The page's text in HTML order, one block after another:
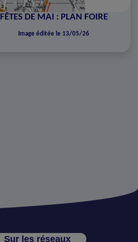
FÊTES DE MAI : PLAN FOIRE
Image éditée le 13/05/26
Sur les réseaux